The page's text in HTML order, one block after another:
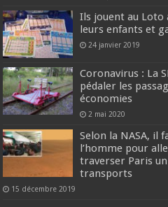
Ils jouent au Loto
leurs enfants et
24 janvier 2019
Coronavirus : La
pédaler les
économies
2 mai 2020
Selon la NASA, il
l’homme pour
traverser Paris
transports
15 décembre 2019